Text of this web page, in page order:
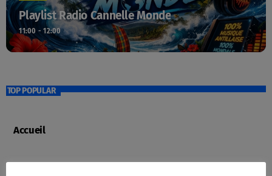
Playlist Radio Cannelle Monde
11:00 - 12:00
TOP POPULAR
Accueil